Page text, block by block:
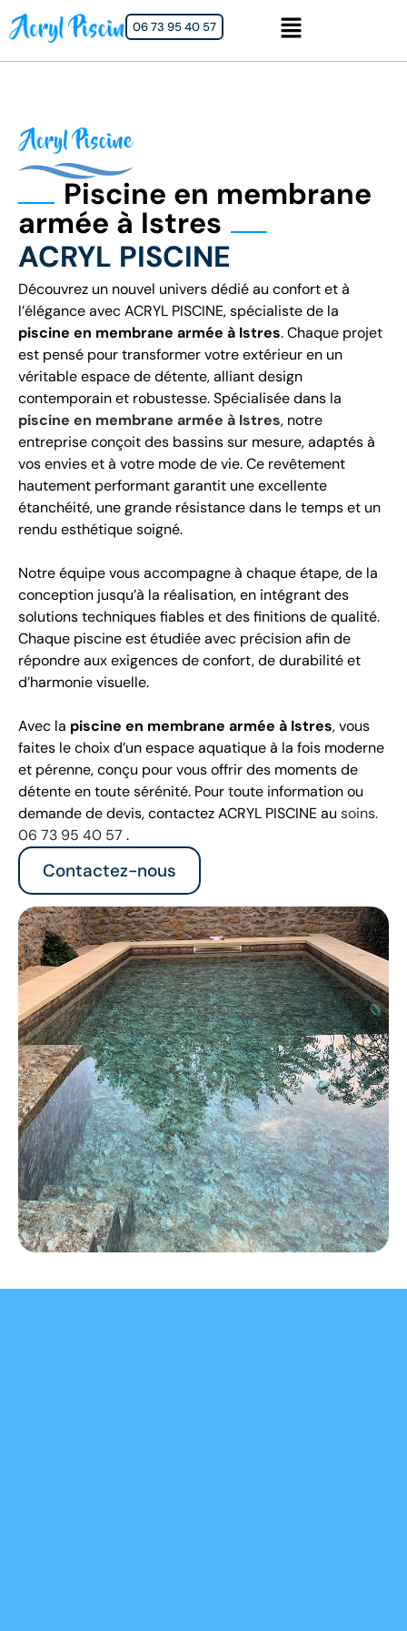
06 73 95 40 57
Piscine en membrane
armée à Istres
ACRYL PISCINE
Découvrez un nouvel univers dédié au confort et à
l’élégance avec ACRYL PISCINE, spécialiste de la
piscine en membrane armée à Istres. Chaque projet
est pensé pour transformer votre extérieur en un
véritable espace de détente, alliant design
contemporain et robustesse. Spécialisée dans la
piscine en membrane armée à Istres, notre
entreprise conçoit des bassins sur mesure, adaptés à
vos envies et à votre mode de vie. Ce revêtement
hautement performant garantit une excellente
étanchéité, une grande résistance dans le temps et un
rendu esthétique soigné.
Notre équipe vous accompagne à chaque étape, de la
conception jusqu’à la réalisation, en intégrant des
solutions techniques fiables et des finitions de qualité.
Chaque piscine est étudiée avec précision afin de
répondre aux exigences de confort, de durabilité et
d’harmonie visuelle.
Avec la piscine en membrane armée à Istres, vous
faites le choix d’un espace aquatique à la fois moderne
et pérenne, conçu pour vous offrir des moments de
détente en toute sérénité. Pour toute information ou
demande de devis, contactez ACRYL PISCINE au soins.
06 73 95 40 57 .
Contactez-nous